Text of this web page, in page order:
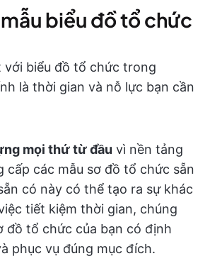
biểu đồ tổ chức
với biểu đồ tổ chức trong
là thời gian và nỗ lực bạn cần
mọi thứ từ đầu vì nền tảng
cấp các mẫu sơ đồ tổ chức sẵn
có này có thể tạo ra sự khác
tiết kiệm thời gian, chúng
đồ tổ chức của bạn có định
phục vụ đúng mục đích.